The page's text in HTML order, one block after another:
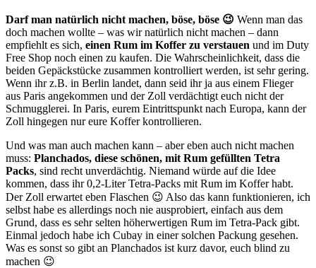
Darf man natürlich nicht machen, böse, böse 😉 Wenn man das
doch machen wollte – was wir natürlich nicht machen – dann
empfiehlt es sich, einen Rum im Koffer zu verstauen und im Duty
Free Shop noch einen zu kaufen. Die Wahrscheinlichkeit, dass die
beiden Gepäckstücke zusammen kontrolliert werden, ist sehr gering.
Wenn ihr z.B. in Berlin landet, dann seid ihr ja aus einem Flieger
aus Paris angekommen und der Zoll verdächtigt euch nicht der
Schmugglerei. In Paris, eurem Eintrittspunkt nach Europa, kann der
Zoll hingegen nur eure Koffer kontrollieren.
Und was man auch machen kann – aber eben auch nicht machen
muss: Planchados, diese schönen, mit Rum gefüllten Tetra
Packs, sind recht unverdächtig. Niemand würde auf die Idee
kommen, dass ihr 0,2-Liter Tetra-Packs mit Rum im Koffer habt.
Der Zoll erwartet eben Flaschen 😉 Also das kann funktionieren, ich
selbst habe es allerdings noch nie ausprobiert, einfach aus dem
Grund, dass es sehr selten höherwertigen Rum im Tetra-Pack gibt.
Einmal jedoch habe ich Cubay in einer solchen Packung gesehen.
Was es sonst so gibt an Planchados ist kurz davor, euch blind zu
machen 😉